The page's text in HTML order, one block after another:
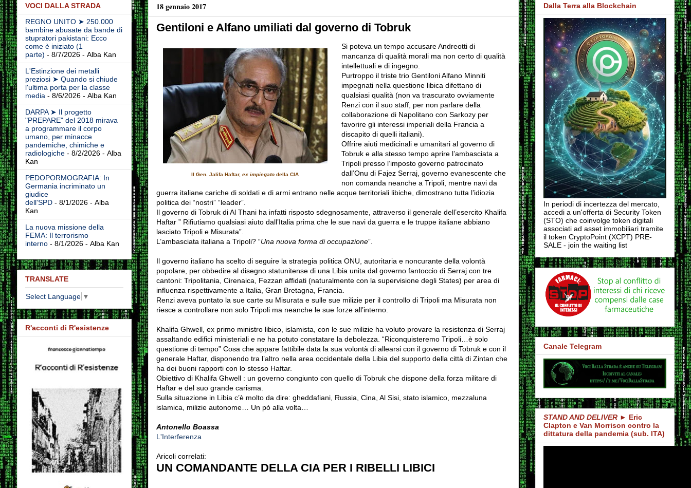
18 gennaio 2017
Gentiloni e Alfano umiliati dal governo di Tobruk
Il Gen. Jalifa Haftar, ex impiegato della CIA
Si poteva un tempo accusare Andreotti di
mancanza di qualità morali ma non certo di qualità
intellettuali e diingegno.
Purtroppo il triste trio Gentiloni Alfano Minniti
impegnati nella questione libica difettano di
qualsiasi qualità (non va trascurato ovviamente
Renzi con il suo staff, per non parlare della
collaborazione di Napolitano con Sarkozy per
favorire gli interessi imperiali della Francia a
discapito di quelli italiani).
Offrire aiuti medicinali e umanitari al governo di
Tobruk e alla stesso tempo aprire l’ambasciata a
Tripoli presso l’imposto governo patrocinato
dall’Onu di Fajez Serraj, governo evanescente che
non comanda neanche a Tripoli, mentre navi da
guerra italiane cariche di soldati e di armi entrano nelle acque territoriali libiche, dimostrano tutta l’idiozia
politica dei “nostri” “leader”.
Il governo di Tobruk di Al Thani ha infatti risposto sdegnosamente, attraverso il generale dell’esercito Khalifa
Haftar ” Rifiutiamo qualsiasi aiuto dall’Italia prima che le sue navi da guerra e le truppe italiane abbiano
lasciato Tripoli e Misurata”.
L’ambasciata italiana a Tripoli? “Una nuova forma di occupazione”.
Il governo italiano ha scelto di seguire la strategia politica ONU, autoritaria e noncurante della volontà
popolare, per obbedire al disegno statunitense di una Libia unita dal governo fantoccio di Serraj con tre
cantoni: Tripolitania, Cirenaica, Fezzan affidati (naturalmente con la supervisione degli States) per area di
influenza rispettivamente a Italia, Gran Bretagna, Francia.
Renzi aveva puntato la sue carte su Misurata e sulle sue milizie per il controllo di Tripoli ma Misurata non
riesce a controllare non solo Tripoli ma neanche le sue forze all’interno.
Khalifa Ghwell, ex primo ministro libico, islamista, con le sue milizie ha voluto provare la resistenza di Serraj
assaltando edifici ministeriali e ne ha potuto constatare la debolezza. “Riconquisteremo Tripoli…è solo
questione di tempo” Cosa che appare fattibile data la sua volontà di allearsi con il governo di Tobruk e con il
generale Haftar, disponendo tra l’altro nella area occidentale della Libia del supporto della città di Zintan che
ha dei buoni rapporti con lo stesso Haftar.
Obiettivo di Khalifa Ghwell : un governo congiunto con quello di Tobruk che dispone della forza militare di
Haftar e del suo grande carisma.
Sulla situazione in Libia c’è molto da dire: gheddafiani, Russia, Cina, Al Sisi, stato islamico, mezzaluna
islamica, milizie autonome… Un pò alla volta…
Antonello Boassa
L'Interferenza
Aricoli correlati:
UN COMANDANTE DELLA CIA PER I RIBELLI LIBICI
VOCI DALLA STRADA
REGNO UNITO ➤ 250.000
bambine abusate da bande di
stupratori pakistani: Ecco
come è iniziato (1
parte) - 8/7/2026- Alba Kan
L'Estinzione dei metalli
preziosi ➤ Quando si chiude
l'ultima porta per la classe
media - 8/6/2026- Alba Kan
DARPA ➤ Il progetto
"PREPARE" del 2018 mirava
a programmare il corpo
umano, per minacce
pandemiche, chimiche e
radiologiche- 8/2/2026- Alba
Kan
PEDOPORMOGRAFIA: In
Germania incriminato un
giudice
dell'SPD- 8/1/2026- Alba
Kan
La nuova missione della
FEMA: Il terrorismo
interno- 8/1/2026- Alba Kan
TRANSLATE
Select Language ▼
R'acconti di R'esistenze
Dalla Terra alla Blockchain
In periodi di incertezza del mercato,
accedi a un'offerta di Security Token
(STO) che coinvolge token digitali
associati ad asset immobiliari tramite
il token CryptoPoint (XCPT) PRE-
SALE - join the waiting list
Canale Telegram
STAND AND DELIVER► Eric
Clapton e Van Morrison contro la
dittatura della pandemia (sub. ITA)